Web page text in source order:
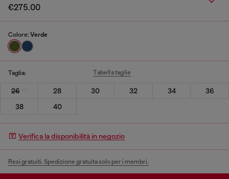
€275.00
Colore: Verde
Taglia: Tabella taglie
26 28 30 32 34
36
38
40
Verifica la disponibilità in negozio
Resi gratuiti. Spedizione gratuita solo per i membri.